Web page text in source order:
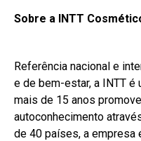
Sobre a INTT
Referência nacional e
e de bem-estar, a INTT é
mais de 15 anos
autoconhecimento
de 40 países, a empresa